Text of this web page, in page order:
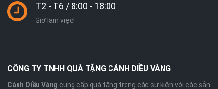
T2 - T6 / 8:00 - 18:00
Giờ làm việc!
CÔNG TY TNHH QUÀ TẶNG CÁNH DIỀU VÀNG
Cánh Diều Vàng cung cấp quà tặng trong các sự kiện với các sản